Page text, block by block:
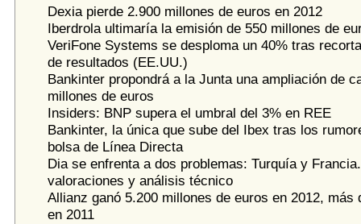
Dexia pierde 2.900 millones de euros en 2012
Iberdrola ultimaría la emisión de 550 millones de
VeriFone Systems se desploma un 40% tras
de resultados (EE.UU.)
Bankinter propondrá a la Junta una ampliación de
millones de euros
Insiders: BNP supera el umbral del 3% en REE
Bankinter, la única que sube del Ibex tras los
bolsa de Línea Directa
Dia se enfrenta a dos problemas: Turquía y
valoraciones y análisis técnico
Allianz ganó 5.200 millones de euros en 2012, más
en 2011